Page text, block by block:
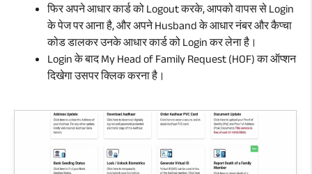
फिर अपने आधार कार्ड को Logout करके, आपको वापस से Login
के पेज पर आना है, और अपने Husband के आधार नंबर और कैप्चा
कोड डालकर उनके आधार कार्ड को Login कर लेना है।
Login के बाद My Head of Family Request (HOF) का ऑप्शन
दिखेगा उसपर क्लिक करना है।